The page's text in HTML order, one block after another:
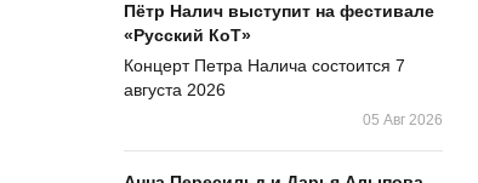
Пётр Налич выступит на фестивале
«Русский КоТ»
Концерт Петра Налича состоится 7
августа 2026
05 Авг 2026